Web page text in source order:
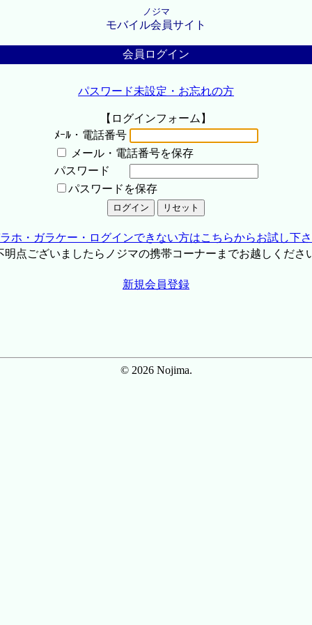
ノジマ
モバイル会員サイト
会員ログイン
パスワード未設定・お忘れの方
【ログインフォーム】
ﾒｰﾙ・電話番号
メール・電話番号を保存
パスワード
パスワードを保存
ホ・ガラケー・ログインできない方はこちらからお試し下
点ございましたらノジマの携帯コーナーまでお越しくださ
新規会員登録
© 2026 Nojima.